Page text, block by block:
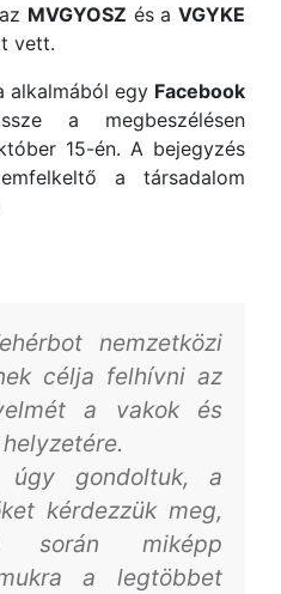
MVGYOSZ és a VGYKE
vett.
alkalmából egy Facebook
a megbeszélésen
15-én. A bejegyzés
a társadalom
nemzetközi
célja felhívni az
a vakok és
úgy gondoltuk, a
kérdezzük meg,
során miképp
a legtöbbet